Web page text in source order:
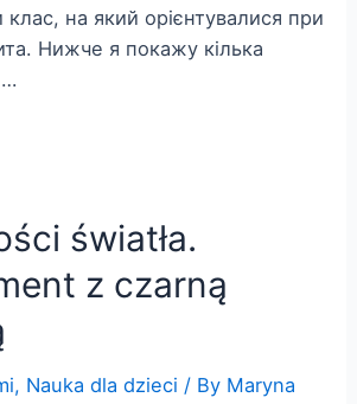
клас, на який орієнтувалися при
Нижче я покажу кілька
…
światła.
z czarną
, Nauka dla dzieci / By Maryna